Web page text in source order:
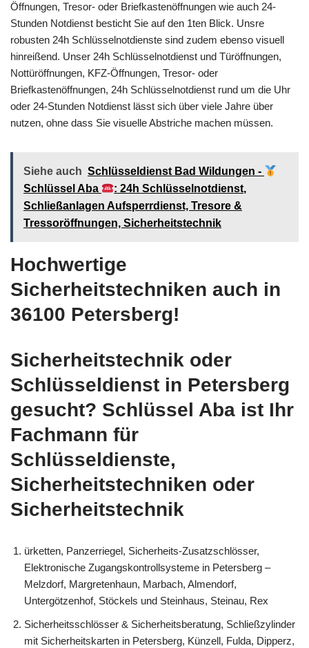
Öffnungen, Tresor- oder Briefkastenöffnungen wie auch 24-
Stunden Notdienst besticht Sie auf den 1ten Blick. Unsre
robusten 24h Schlüsselnotdienste sind zudem ebenso visuell
hinreißend. Unser 24h Schlüsselnotdienst und Türöffnungen,
Nottüröffnungen, KFZ-Öffnungen, Tresor- oder
Briefkastenöffnungen, 24h Schlüsselnotdienst rund um die Uhr
oder 24-Stunden Notdienst lässt sich über viele Jahre über
nutzen, ohne dass Sie visuelle Abstriche machen müssen.
Siehe auch Schlüsseldienst Bad Wildungen -
Schlüssel Aba
: 24h Schlüsselnotdienst,
Schließanlagen Aufsperrdienst, Tresore &
Tressoröffnungen, Sicherheitstechnik
Hochwertige
Sicherheitstechniken auch in
36100 Petersberg!
Sicherheitstechnik oder
Schlüsseldienst in Petersberg
gesucht? Schlüssel Aba ist Ihr
Fachmann für
Schlüsseldienste,
Sicherheitstechniken oder
Sicherheitstechnik
ürketten, Panzerriegel, Sicherheits-Zusatzschlösser,
Elektronische Zugangskontrollsysteme in Petersberg –
Melzdorf, Margretenhaun, Marbach, Almendorf,
Untergötzenhof, Stöckels und Steinhaus, Steinau, Rex
Sicherheitsschlösser & Sicherheitsberatung, Schließzylinder
mit Sicherheitskarten in Petersberg, Künzell, Fulda, Dipperz,